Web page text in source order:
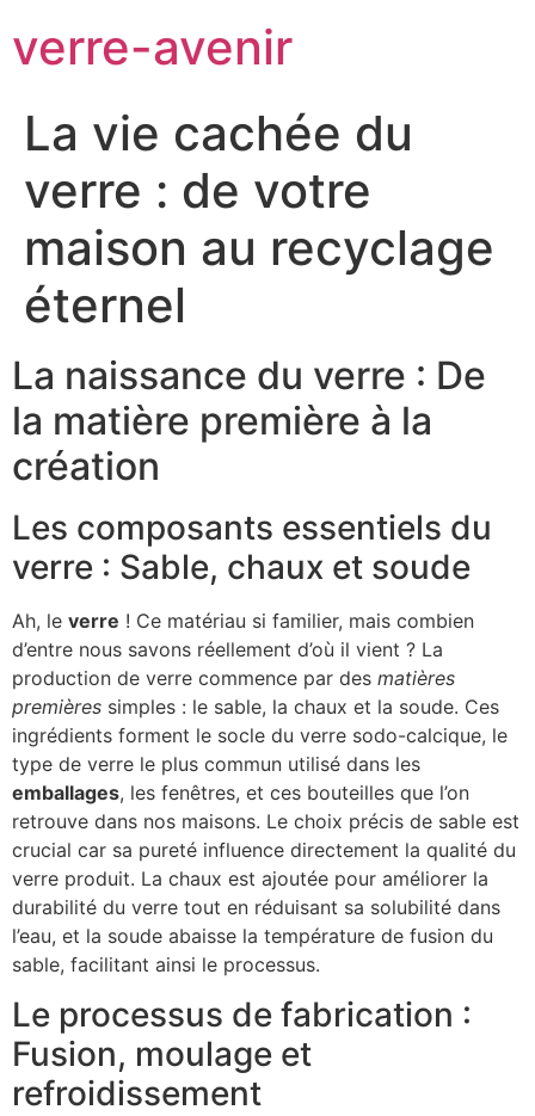
verre-avenir
La vie cachée du
verre : de votre
maison au recyclage
éternel
La naissance du verre : De
la matière première à la
création
Les composants essentiels du
verre : Sable, chaux et soude
Ah, le verre ! Ce matériau si familier, mais combien
d’entre nous savons réellement d’où il vient ? La
production de verre commence par des matières
premières simples : le sable, la chaux et la soude. Ces
ingrédients forment le socle du verre sodo-calcique, le
type de verre le plus commun utilisé dans les
emballages, les fenêtres, et ces bouteilles que l’on
retrouve dans nos maisons. Le choix précis de sable est
crucial car sa pureté influence directement la qualité du
verre produit. La chaux est ajoutée pour améliorer la
durabilité du verre tout en réduisant sa solubilité dans
l’eau, et la soude abaisse la température de fusion du
sable, facilitant ainsi le processus.
Le processus de fabrication :
Fusion, moulage et
refroidissement